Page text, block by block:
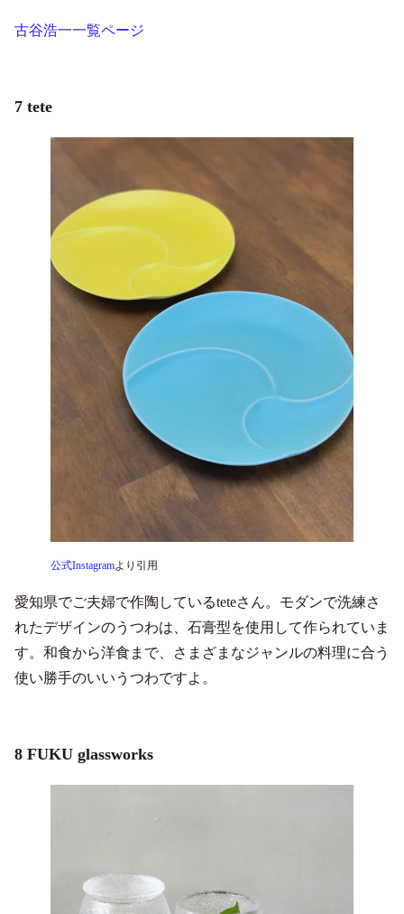
古谷浩一一覧ページ
7 tete
公式Instagramより引用
愛知県でご夫婦で作陶しているteteさん。モダンで洗練さ
れたデザインのうつわは、石膏型を使用して作られていま
す。和食から洋食まで、さまざまなジャンルの料理に合う
使い勝手のいいうつわですよ。
8 FUKU glassworks